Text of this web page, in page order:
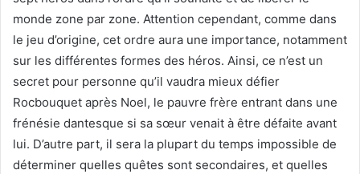
monde zone par zone. Attention cependant, comme dans
le jeu d’origine, cet ordre aura une importance, notamment
sur les différentes formes des héros. Ainsi, ce n’est un
secret pour personne qu’il vaudra mieux défier
Rocbouquet après Noel, le pauvre frère entrant dans une
frénésie dantesque si sa sœur venait à être défaite avant
lui. D’autre part, il sera la plupart du temps impossible de
déterminer quelles quêtes sont secondaires, et quelles